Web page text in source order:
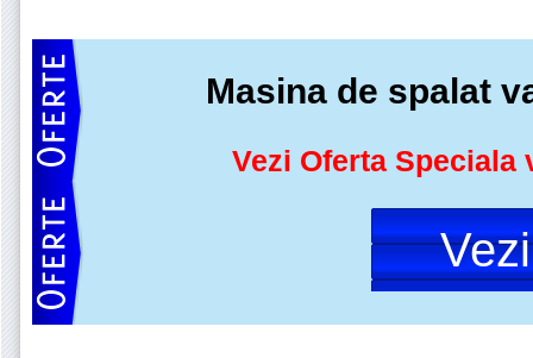
Masina de spalat
Vezi Oferta Speciala